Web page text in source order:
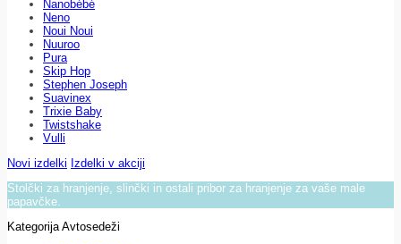
Nanobébé
Neno
Noui Noui
Nuuroo
Pura
Skip Hop
Stephen Joseph
Suavinex
Trixie Baby
Twistshake
Vulli
Novi izdelki Izdelki v akciji
Stolčki za hranjenje, slinčki in ostali pribor za hranjenje za vaše male
papavčke.
Kategorija Avtosedeži